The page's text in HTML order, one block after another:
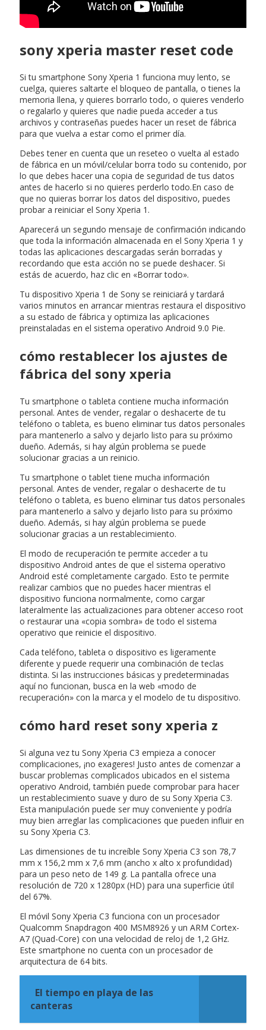
sony xperia master reset code
Si tu smartphone Sony Xperia 1 funciona muy lento, se
cuelga, quieres saltarte el bloqueo de pantalla, o tienes la
memoria llena, y quieres borrarlo todo, o quieres venderlo
o regalarlo y quieres que nadie pueda acceder a tus
archivos y contraseñas puedes hacer un reset de fábrica
para que vuelva a estar como el primer día.
Debes tener en cuenta que un reseteo o vuelta al estado
de fábrica en un móvil/celular borra todo su contenido, por
lo que debes hacer una copia de seguridad de tus datos
antes de hacerlo si no quieres perderlo todo.En caso de
que no quieras borrar los datos del dispositivo, puedes
probar a reiniciar el Sony Xperia 1.
Aparecerá un segundo mensaje de confirmación indicando
que toda la información almacenada en el Sony Xperia 1 y
todas las aplicaciones descargadas serán borradas y
recordando que esta acción no se puede deshacer. Si
estás de acuerdo, haz clic en «Borrar todo».
Tu dispositivo Xperia 1 de Sony se reiniciará y tardará
varios minutos en arrancar mientras restaura el dispositivo
a su estado de fábrica y optimiza las aplicaciones
preinstaladas en el sistema operativo Android 9.0 Pie.
cómo restablecer los ajustes de
fábrica del sony xperia
Tu smartphone o tableta contiene mucha información
personal. Antes de vender, regalar o deshacerte de tu
teléfono o tableta, es bueno eliminar tus datos personales
para mantenerlo a salvo y dejarlo listo para su próximo
dueño. Además, si hay algún problema se puede
solucionar gracias a un reinicio.
Tu smartphone o tablet tiene mucha información
personal. Antes de vender, regalar o deshacerte de tu
teléfono o tableta, es bueno eliminar tus datos personales
para mantenerlo a salvo y dejarlo listo para su próximo
dueño. Además, si hay algún problema se puede
solucionar gracias a un restablecimiento.
El modo de recuperación te permite acceder a tu
dispositivo Android antes de que el sistema operativo
Android esté completamente cargado. Esto te permite
realizar cambios que no puedes hacer mientras el
dispositivo funciona normalmente, como cargar
lateralmente las actualizaciones para obtener acceso root
o restaurar una «copia sombra» de todo el sistema
operativo que reinicie el dispositivo.
Cada teléfono, tableta o dispositivo es ligeramente
diferente y puede requerir una combinación de teclas
distinta. Si las instrucciones básicas y predeterminadas
aquí no funcionan, busca en la web «modo de
recuperación» con la marca y el modelo de tu dispositivo.
cómo hard reset sony xperia z
Si alguna vez tu Sony Xperia C3 empieza a conocer
complicaciones, ¡no exageres! Justo antes de comenzar a
buscar problemas complicados ubicados en el sistema
operativo Android, también puede comprobar para hacer
un restablecimiento suave y duro de su Sony Xperia C3.
Esta manipulación puede ser muy conveniente y podría
muy bien arreglar las complicaciones que pueden influir en
su Sony Xperia C3.
Las dimensiones de tu increíble Sony Xperia C3 son 78,7
mm x 156,2 mm x 7,6 mm (ancho x alto x profundidad)
para un peso neto de 149 g. La pantalla ofrece una
resolución de 720 x 1280px (HD) para una superficie útil
del 67%.
El móvil Sony Xperia C3 funciona con un procesador
Qualcomm Snapdragon 400 MSM8926 y un ARM Cortex-
A7 (Quad-Core) con una velocidad de reloj de 1,2 GHz.
Este smartphone no cuenta con un procesador de
arquitectura de 64 bits.
El tiempo en playa de las
canteras